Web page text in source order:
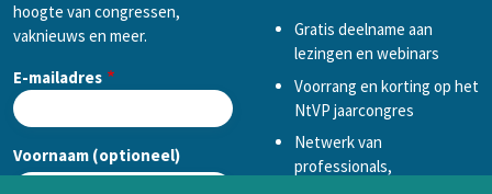
hoogte van congressen,
vaknieuws en meer.
E-mailadres
Voornaam (optioneel)
Gratis deelname aan
lezingen en webinars
Voorrang en korting op het
NtVP jaarcongres
Netwerk van
professionals,